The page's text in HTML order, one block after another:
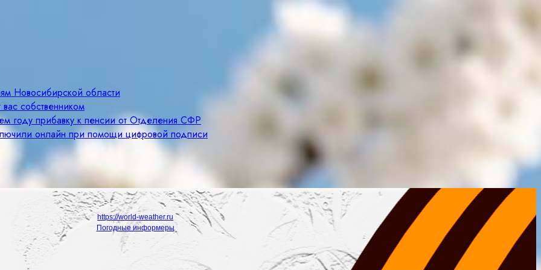
Новосибирской области
собственником
году прибавку к пенсии от Отделения СФР
онлайн при помощи цифровой подписи
https://world-weather.ru
Погодные информеры